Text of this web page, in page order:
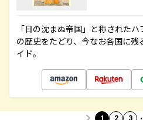
「日の沈まぬ帝国」と称された
の歴史をたどり、今なお各国に
イド。
1 2 3